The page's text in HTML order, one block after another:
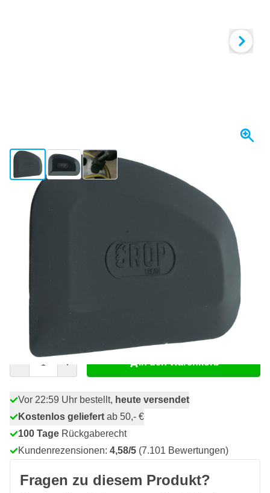
View larger imageView larger imageView larger image
Heute versendet
Menge auswählen
1,
40 Stück SPAREN SIE 5% 17
80 Stück
Menge
In den Warenkorb
Vor 22:59 Uhr bestellt, heute versendet
Kostenlos geliefert ab 50,- €
100 Tage Rückgaberecht
Kundenrezensionen: 4,58/5 (7.101 Bewertungen)
Fragen zu diesem Produkt?